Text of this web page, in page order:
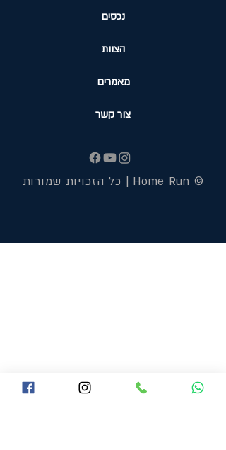
נכסים
הצוות
מאמרים
צור קשר
© Home Run | כל הזכויות שמורות